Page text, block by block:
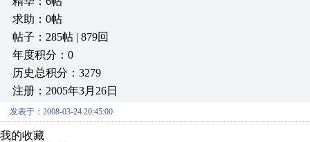
求助：0帖
帖子：285帖 | 879回
年度积分：0
历史总积分：3279
注册：2005年3月26日
发表于：2008-03-24 20:45:00
我的收藏